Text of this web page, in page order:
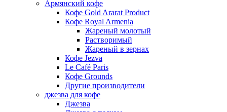
Армянский кофе
Кофе Gold Ararat Product
Кофе Royal Armenia
Жареный молотый
Растворимый
Жареный в зернах
Кофе Jezva
Le Café Paris
Кофе Grounds
Другие производители
джезва для кофе
Джезва